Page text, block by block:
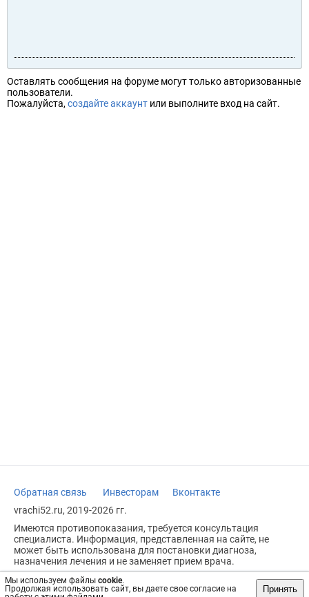
Мы используем файлы cookie.
Продолжая использовать сайт, вы даете свое согласие на
Принять
Оставлять сообщения на форуме могут только авторизованные
пользователи.
Пожалуйста, создайте аккаунт или выполните вход на сайт.
Обратная связь Инвесторам
Вконтакте
vrachi52.ru, 2019-2026 гг.
Имеются противопоказания, требуется консультация
специалиста. Информация, представленная на сайте, не
может быть использована для постановки диагноза,
назначения лечения и не заменяет прием врача.
Возрастное ограничение: 18+